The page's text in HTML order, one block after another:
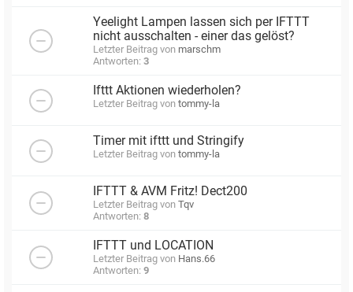
Yeelight Lampen lassen sich per IFTTT
nicht ausschalten - einer das gelöst?
Letzter Beitrag von marschm
Antworten: 3
Ifttt Aktionen wiederholen?
Letzter Beitrag von tommy-la
Timer mit ifttt und Stringify
Letzter Beitrag von tommy-la
IFTTT & AVM Fritz! Dect200
Letzter Beitrag von Tqv
Antworten: 8
IFTTT und LOCATION
Letzter Beitrag von Hans.66
Antworten: 9